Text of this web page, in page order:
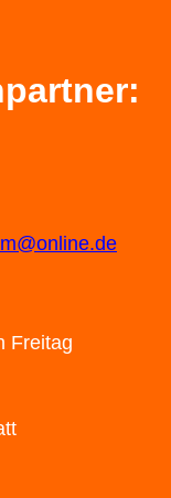
Freitag